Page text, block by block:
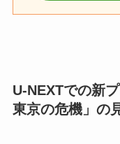
U-NEXTでの新
東京の危機」の